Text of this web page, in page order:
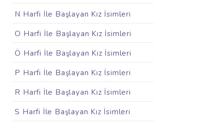
N Harfi İle Başlayan Kız İsimleri
O Harfi İle Başlayan Kız İsimleri
Ö Harfi İle Başlayan Kız İsimleri
P Harfi İle Başlayan Kız İsimleri
R Harfi İle Başlayan Kız İsimleri
S Harfi İle Başlayan Kız İsimleri